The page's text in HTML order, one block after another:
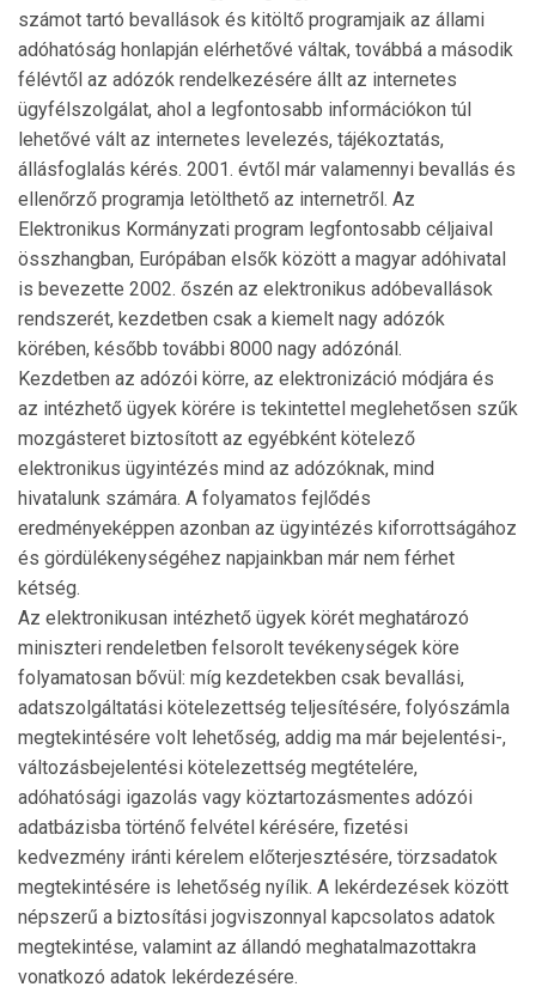
számot tartó bevallások és kitöltő programjaik az állami
adóhatóság honlapján elérhetővé váltak, továbbá a második
félévtől az adózók rendelkezésére állt az internetes
ügyfélszolgálat, ahol a legfontosabb információkon túl
lehetővé vált az internetes leve­lezés, tájékoztatás,
állásfoglalás kérés. 2001. évtől már valamennyi bevallás és
ellenőrző programja letölt­hető az internetről. Az
Elektronikus Kormányzati prog­ram legfontosabb céljaival
összhangban, Euró­pá­ban elsők között a magyar adóhivatal
is bevezette 2002. őszén az elektronikus adóbevallások
rendsze­rét, kezdetben csak a kiemelt nagy adózók
körében, később további 8000 nagy adózónál.
Kezdetben az adózói körre, az elektronizáció módjára és
az intézhető ügyek körére is tekintettel meglehetősen szűk
mozgásteret biztosított az egyébként kötelező
elektronikus ügyintézés mind az adózóknak, mind
hivatalunk számára. A folyamatos fejlődés
eredményeképpen azonban az ügyintézés kiforrottságához
és gördülékenységéhez napjainkban már nem férhet
kétség.
Az elektronikusan intézhető ügyek körét meghatározó
miniszteri rendeletben felsorolt tevékenységek köre
folyamatosan bővül: míg kezdetekben csak bevallási,
adatszolgáltatási kötelezettség teljesítésére, folyószámla
megtekin­té­sére volt lehetőség, addig ma már bejelentési-,
változás­bejelentési kötelezettség megtételére,
adóhatósági igazolás vagy köztartozásmentes adózói
adatbázisba történő felvétel kérésére, fizetési
kedvezmény iránti kérelem előterjesztésére, törzsadatok
megtekintésére is lehetőség nyílik. A lekér­dezések között
népszerű a biztosítási jogviszonnyal kapcsolatos adatok
megtekintése, valamint az állandó meg­hatalmazottakra
vonatkozó adatok lekérdezésére.